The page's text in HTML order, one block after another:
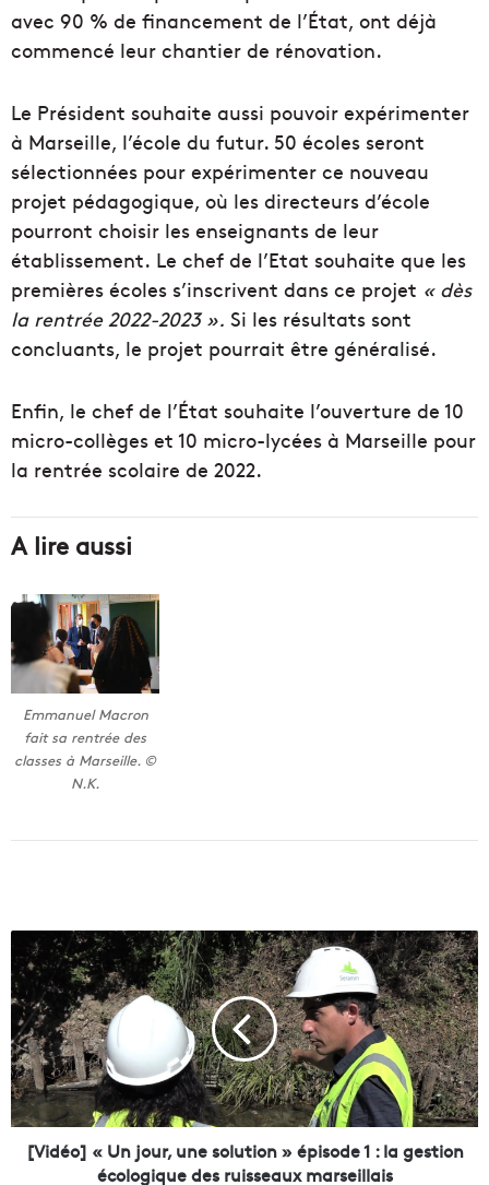
avec 90 % de financement de l’État, ont déjà
commencé leur chantier de rénovation.
Le Président souhaite aussi pouvoir expérimenter
à Marseille, l’école du futur. 50 écoles seront
sélectionnées pour expérimenter ce nouveau
projet pédagogique, où les directeurs d’école
pourront choisir les enseignants de leur
établissement. Le chef de l’Etat souhaite que les
premières écoles s’inscrivent dans ce projet « dès
la rentrée 2022-2023 ». Si les résultats sont
concluants, le projet pourrait être généralisé.
Enfin, le chef de l’État souhaite l’ouverture de 10
micro-collèges et 10 micro-lycées à Marseille pour
la rentrée scolaire de 2022.
A lire aussi
Emmanuel Macron
fait sa rentrée des
classes à Marseille. ©
N.K.
V
i
d
é
o
]
«
U
[Vidéo] « Un jour, une solution » épisode 1 : la gestion
écologique des ruisseaux marseillais